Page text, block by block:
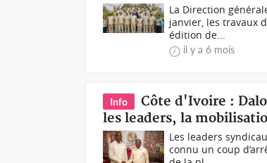
La Direction
janvier, les travaux
édition de...
il y a 6 mois
Info
Côte d'Ivoire :
les leaders, la
Les leaders
connu un coup